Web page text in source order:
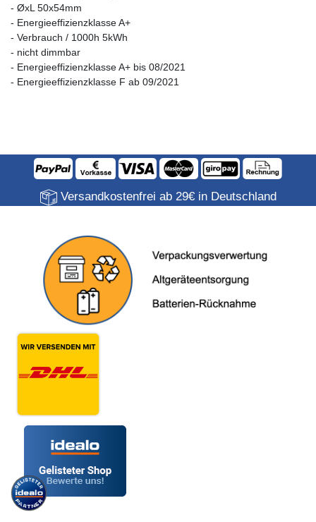
- ØxL 50x54mm
- Energieeffizienzklasse A+
- Verbrauch / 1000h 5kWh
- nicht dimmbar
- Energieeffizienzklasse A+ bis 08/2021
- Energieeffizienzklasse F ab 09/2021
Versandkostenfrei ab 29€ in Deutschland